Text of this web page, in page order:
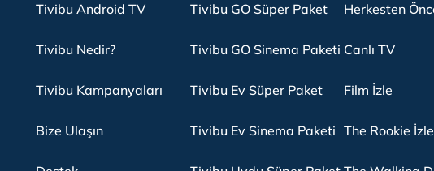
Tivibu Android TV
Tivibu Nedir?
Tivibu Kampanyaları
Bize Ulaşın
Tivibu GO Süper Paket
Tivibu GO Sinema Paketi
Tivibu Ev Süper Paket
Tivibu Ev Sinema Paketi
Herkesten
Canlı TV
Film İzle
The Rookie İzle